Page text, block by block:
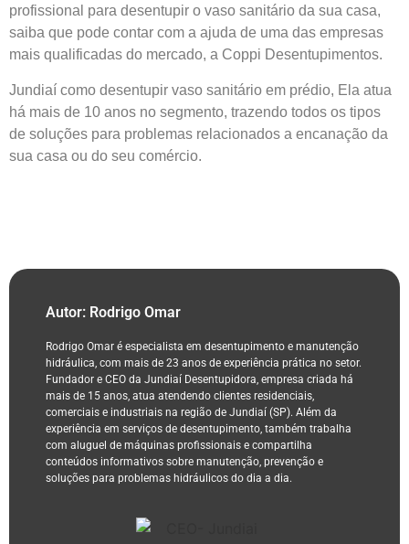
profissional para desentupir o vaso sanitário da sua casa,
saiba que pode contar com a ajuda de uma das empresas
mais qualificadas do mercado, a Coppi Desentupimentos.
Jundiaí como desentupir vaso sanitário em prédio, Ela atua
há mais de 10 anos no segmento, trazendo todos os tipos
de soluções para problemas relacionados a encanação da
sua casa ou do seu comércio.
Autor: Rodrigo Omar
Rodrigo Omar é especialista em desentupimento e manutenção
hidráulica, com mais de 23 anos de experiência prática no setor.
Fundador e CEO da Jundiaí Desentupidora, empresa criada há
mais de 15 anos, atua atendendo clientes residenciais,
comerciais e industriais na região de Jundiaí (SP). Além da
experiência em serviços de desentupimento, também trabalha
com aluguel de máquinas profissionais e compartilha
conteúdos informativos sobre manutenção, prevenção e
soluções para problemas hidráulicos do dia a dia.